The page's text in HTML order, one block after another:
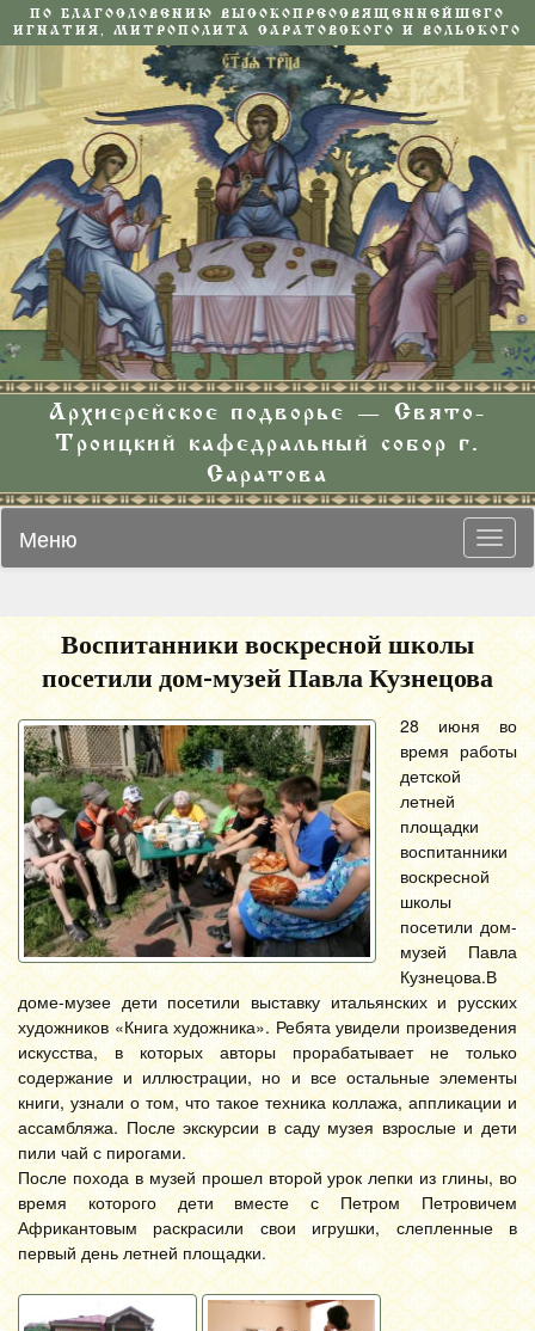
ПО БЛАГОСЛОВЕНИЮ ВЫСОКОПРЕОСВЯЩЕННЕЙШЕГО
ИГНАТИЯ, МИТРОПОЛИТА САРАТОВСКОГО И ВОЛЬСКОГО
Архиерейское подворье — Свято-
Троицкий кафедральный собор г.
Саратова
Меню
Воспитанники воскресной школы
посетили дом-музей Павла Кузнецова
28 июня во
время работы
детской
летней
площадки
воспитанники
воскресной
школы
посетили дом-
музей Павла
Кузнецова.В
доме-музее дети посетили выставку итальянских и русских
художников «Книга художника». Ребята увидели произведения
искусства, в которых авторы прорабатывает не только
содержание и иллюстрации, но и все остальные элементы
книги, узнали о том, что такое техника коллажа, аппликации и
ассамбляжа. После экскурсии в саду музея взрослые и дети
пили чай с пирогами.
После похода в музей прошел второй урок лепки из глины, во
время которого дети вместе с Петром Петровичем
Африкантовым раскрасили свои игрушки, слепленные в
первый день летней площадки.